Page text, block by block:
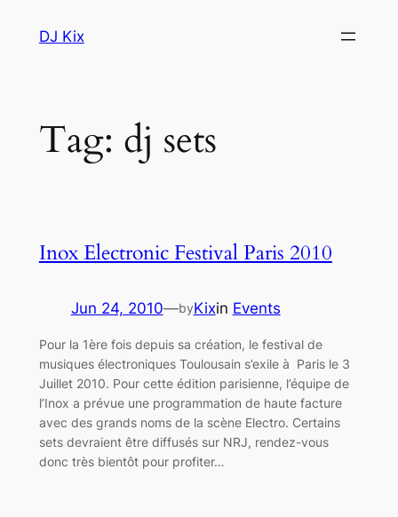
DJ Kix
Tag: dj sets
Inox Electronic Festival Paris 2010
Jun 24, 2010—byKixin Events
Pour la 1ère fois depuis sa création, le festival de
musiques électroniques Toulousain s’exile à Paris le 3
Juillet 2010. Pour cette édition parisienne, l’équipe de
l’Inox a prévue une programmation de haute facture
avec des grands noms de la scène Electro. Certains
sets devraient être diffusés sur NRJ, rendez-vous
donc très bientôt pour profiter…